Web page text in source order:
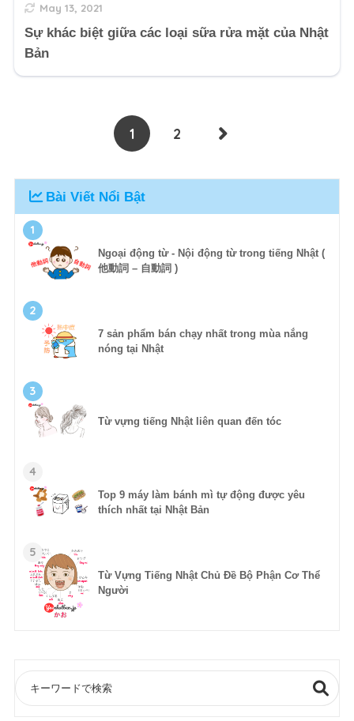
May 13, 2021
Sự khác biệt giữa các loại sữa rửa mặt của Nhật
Bản
1 2
Bài Viết Nổi Bật
1
Ngoại động từ - Nội động từ trong tiếng Nhật (
他動詞 – 自動詞 )
2
7 sản phẩm bán chạy nhất trong mùa nắng
nóng tại Nhật
3
Từ vựng tiếng Nhật liên quan đến tóc
4
Top 9 máy làm bánh mì tự động được yêu
thích nhất tại Nhật Bản
5
Từ Vựng Tiếng Nhật Chủ Đề Bộ Phận Cơ Thể
Người